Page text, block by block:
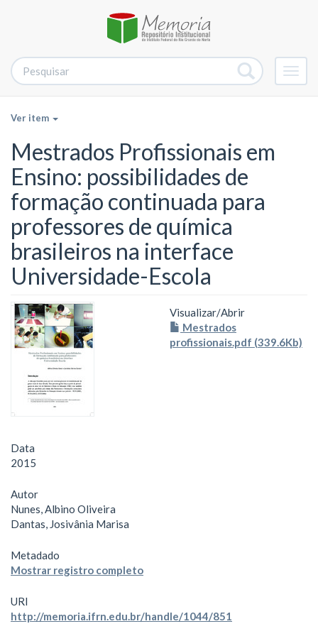
Ver item
Mestrados Profissionais em
Ensino: possibilidades de
formação continuada para
professores de química
brasileiros na interface
Universidade-Escola
Visualizar/Abrir
Mestrados
profissionais.pdf (339.6Kb)
Data
2015
Autor
Nunes, Albino Oliveira
Dantas, Josivânia Marisa
Metadado
Mostrar registro completo
URI
http://memoria.ifrn.edu.br/handle/1044/851